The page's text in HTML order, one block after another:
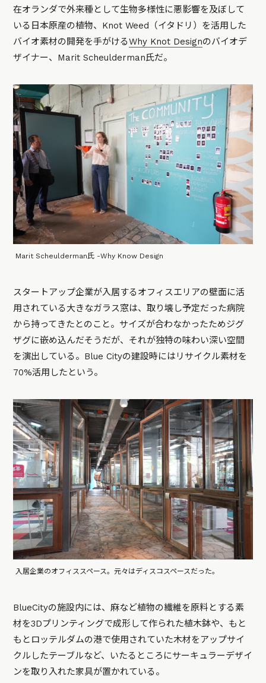
在オランダで外来種として生物多様性に悪影響を及ぼして
いる日本原産の植物、Knot Weed（イタドリ）を活用した
バイオ素材の開発を手がけるWhy Knot Designのバイオデ
ザイナー、Marit Scheulderman氏だ。
Marit Scheulderman氏 -Why Know Design
スタートアップ企業が入居するオフィスエリアの壁面に活
用されている大きなガラス窓は、取り壊し予定だった病院
から持ってきたとのこと。サイズが合わなかったためジグ
ザグに嵌め込んだそうだが、それが独特の味わい深い空間
を演出している。Blue Cityの建設時にはリサイクル素材を
70%活用したという。
入居企業のオフィススペース。元々はディスコスペースだった。
BlueCityの施設内には、麻など植物の繊維を原料とする素
材を3Dプリンティングで成形して作られた植木鉢や、もと
もとロッテルダムの港で使用されていた木材をアップサイ
クルしたテーブルなど、いたるところにサーキュラーデザイ
ンを取り入れた家具が置かれている。